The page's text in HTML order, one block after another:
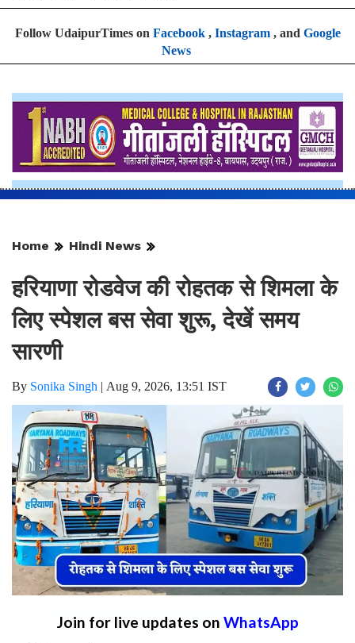
Follow UdaipurTimes on Facebook, Instagram, and Google
News
Home Hindi News
हरियाणा रोडवेज की रोहतक से शिमला के
लिए स्पेशल बस सेवा शुरू, देखें समय
सारणी
By Sonika Singh | Aug 9, 2026, 13:51 IST
Join for live updates on WhatsApp